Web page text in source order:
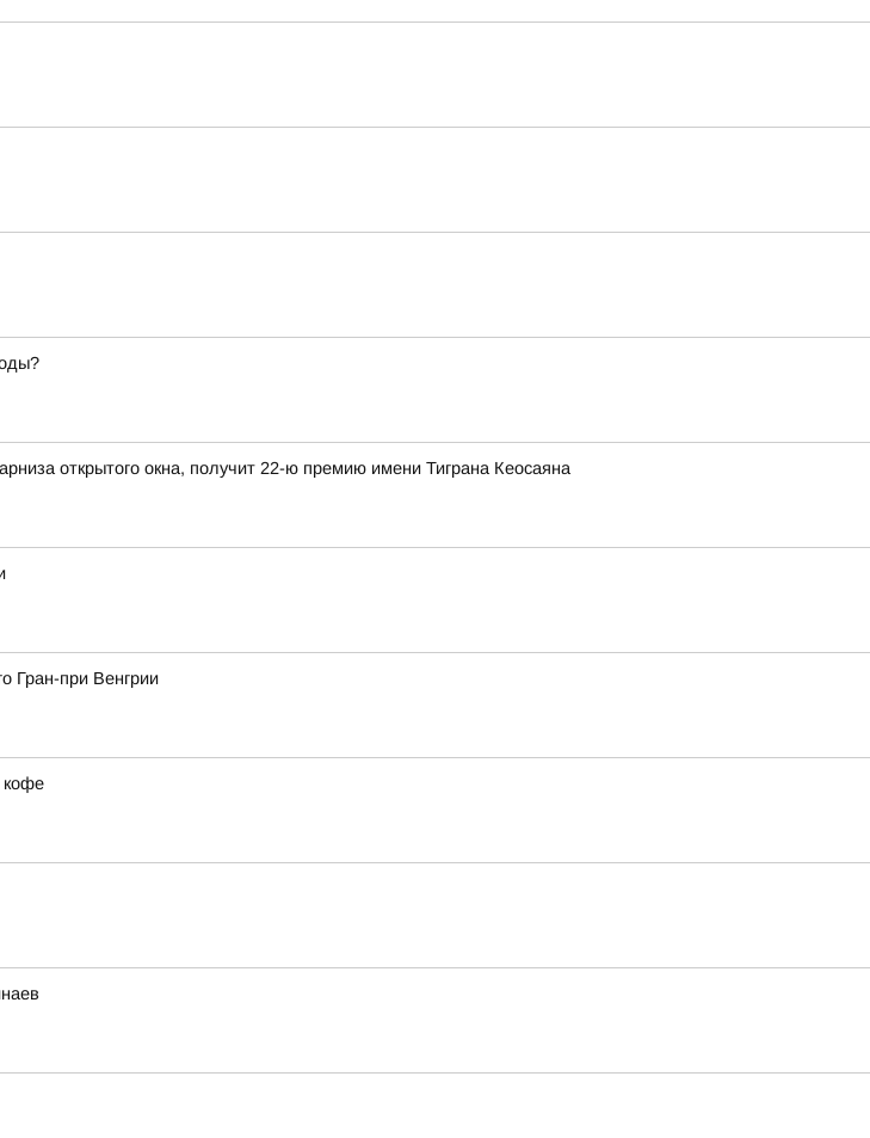
открытого окна, получит 22-ю премию имени Тиграна Кеосаяна
Гран-при Венгрии
кофе